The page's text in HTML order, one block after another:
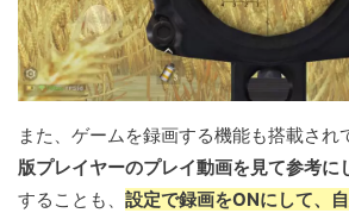
また、ゲームを録画する機能も搭載され
版プレイヤーのプレイ動画を見て参考に
することも、 設定で録画をONにして、